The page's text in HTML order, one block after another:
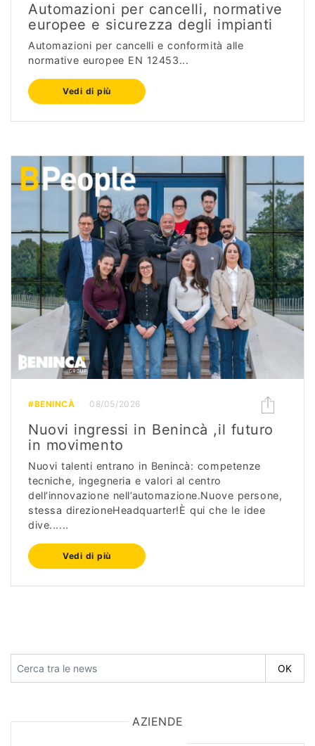
Automazioni per cancelli, normative
europee e sicurezza degli impianti
Automazioni per cancelli e conformità alle
normative europee EN 12453...
Vedi di più
#BENINCÀ 08/05/2026
Nuovi ingressi in Benincà ,il futuro
in movimento
Nuovi talenti entrano in Benincà: competenze
tecniche, ingegneria e valori al centro
dell’innovazione nell’automazione.Nuove persone,
stessa direzioneHeadquarter!È qui che le idee
dive......
Vedi di più
AZIENDE